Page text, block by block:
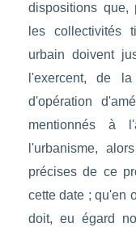
dispositions que,
les collectivités
urbain doivent
l'exercent, de
d'opération
mentionnés à
l'urbanisme,
précises de ce
cette date ; qu'en
doit, eu égard